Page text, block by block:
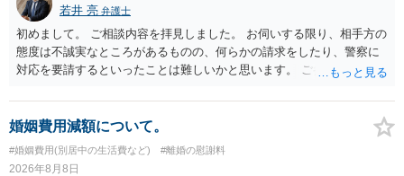
若井 亮 弁護士
初めまして。 ご相談内容を拝見しました。 お伺いする限り、相手方の
態度は不誠実なところがあるものの、何らかの請求をしたり、警察に
対応を要請するといったことは難しいかと思います。 ご参考になれば
婚姻費用減額について。
#婚姻費用(別居中の生活費など) #離婚の慰謝料
2026年8月8日